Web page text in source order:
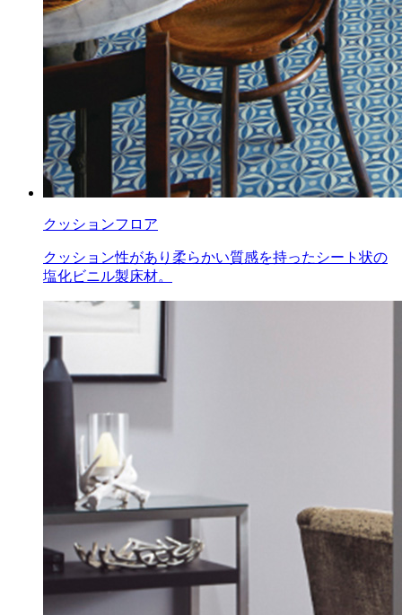
クッションフロア
クッション性があり柔らかい質感を持ったシート状の
塩化ビニル製床材。